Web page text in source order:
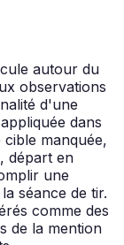
autour du
observations
d'une
dans
manquée,
départ en
une
séance de tir.
comme des
de la mention